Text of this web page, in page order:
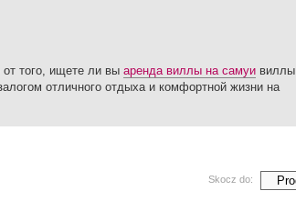
того, ищете ли вы аренда виллы на самуи виллы
отличного отдыха и комфортной жизни на
Skocz do: